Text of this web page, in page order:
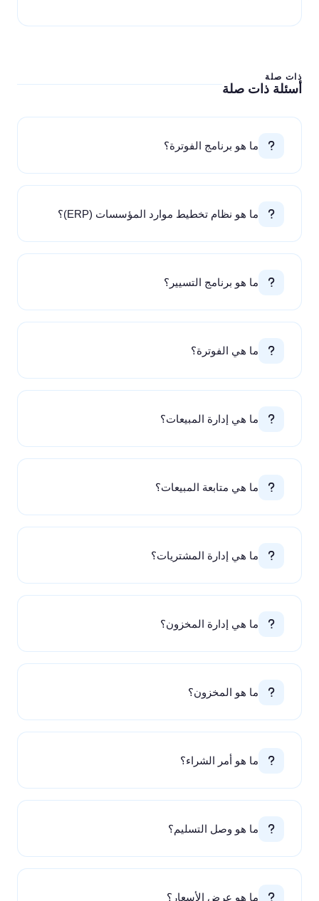
ذات صلة
أسئلة ذات صلة
ما هو برنامج الفوترة؟
ما هو نظام تخطيط موارد المؤسسات (ERP)؟
ما هو برنامج التسيير؟
ما هي الفوترة؟
ما هي إدارة المبيعات؟
ما هي متابعة المبيعات؟
ما هي إدارة المشتريات؟
ما هي إدارة المخزون؟
ما هو المخزون؟
ما هو أمر الشراء؟
ما هو وصل التسليم؟
ما هو عرض الأسعار؟